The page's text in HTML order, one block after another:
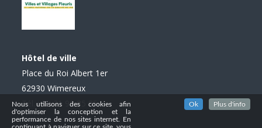
Hôtel de ville
Place du Roi Albert 1er
62930 Wimereux
Tél. : 03 21 99 85 85
Nous utilisons des cookies afin
d'optimiser la conception et la
performance de nos sites internet. En
Ok Plus d'info